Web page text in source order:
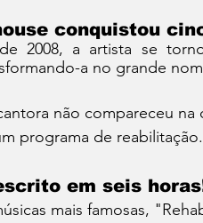
conquistou
a no grande
não compareceu
programa de reabilitação.
em seis
mais famosas,